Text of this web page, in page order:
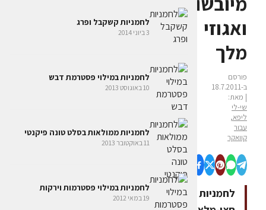
ואגוזי
מלך
פורסם
ב-18.7.2011
| מאת:
שי-לי
ליפא,
עבור
קוואקר
לחמניות
לחמניות קשקבל ופרג
3 ביוני 2014
לחמניות במילוי פסטרמת דבש
10 באוגוסט 2013
לחמניות ממולאות בסלט טונה פיקנטי
11 באוקטובר 2013
לחמניות במילוי פסטרמות וירקות
19 במאי 2012